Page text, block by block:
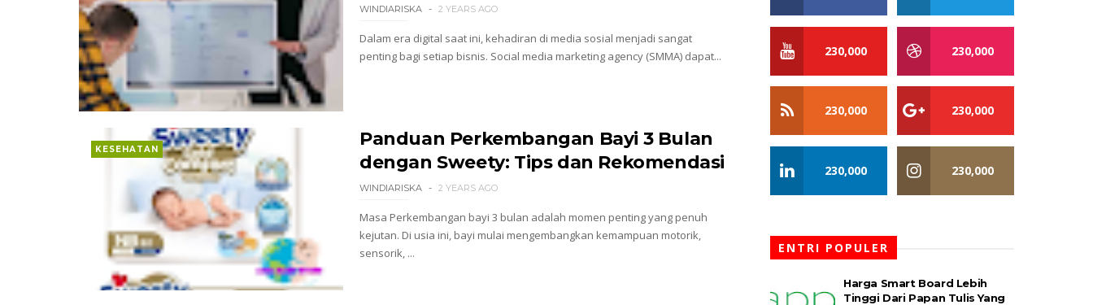
WINDIARISKA 2 YEARS AGO
Dalam era digital saat ini, kehadiran di media sosial menjadi sangat
penting bagi setiap bisnis. Social media marketing agency (SMMA) dapat...
KESEHATAN
Panduan Perkembangan Bayi 3 Bulan
dengan Sweety: Tips dan Rekomendasi
WINDIARISKA 2 YEARS AGO
Masa Perkembangan bayi 3 bulan adalah momen penting yang penuh
kejutan. Di usia ini, bayi mulai mengembangkan kemampuan motorik,
sensorik, ...
230,000 230,000
230,000 230,000
230,000 230,000
ENTRI POPULER
Harga Smart Board Lebih
Tinggi Dari Papan Tulis Yang